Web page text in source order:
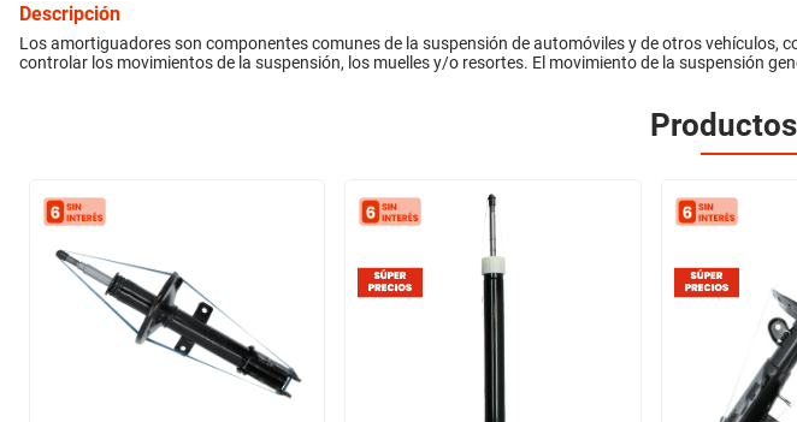
Descripción
Los amortiguadores son componentes comunes de la suspensión de automóviles y de otros
controlar los movimientos de la suspensión, los muelles y/o resortes. El movimiento de la suspensión